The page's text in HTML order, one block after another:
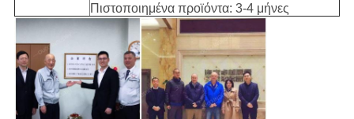
Πιστοποιημένα προϊόντα: 3-4 μήνες